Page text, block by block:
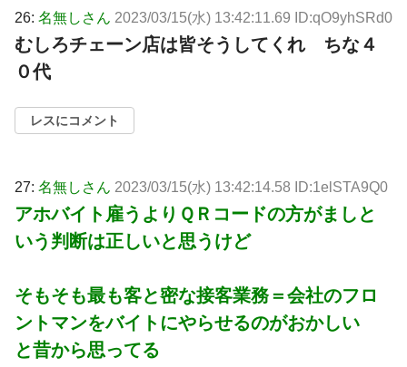
26: 名無しさん 2023/03/15(水) 13:42:11.69 ID:qO9yhSRd0
むしろチェーン店は皆そうしてくれ ちな４
０代
レスにコメント
27: 名無しさん 2023/03/15(水) 13:42:14.58 ID:1elSTA9Q0
アホバイト雇うよりＱＲコードの方がましと
いう判断は正しいと思うけど
そもそも最も客と密な接客業務＝会社のフロ
ントマンをバイトにやらせるのがおかしい
と昔から思ってる